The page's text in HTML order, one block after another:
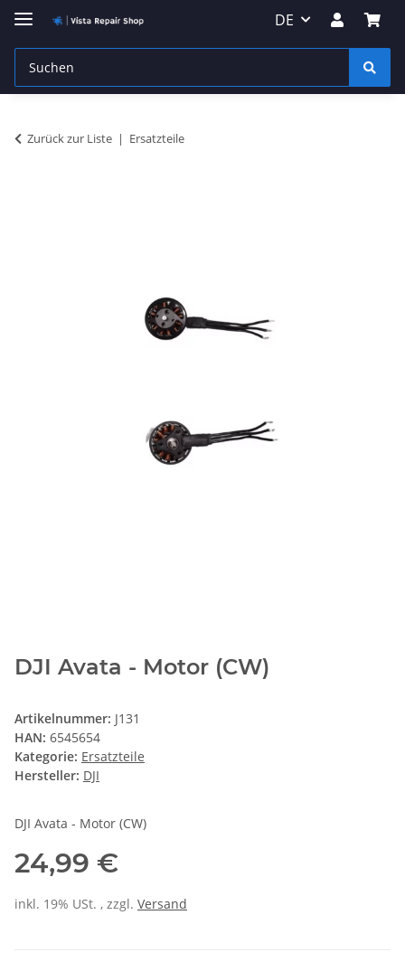
DE
Zurück zur Liste Ersatzteile
DJI Avata - Motor (CW)
Artikelnummer: J131
HAN: 6545654
Kategorie: Ersatzteile
Hersteller: DJI
DJI Avata - Motor (CW)
24,99 €
inkl. 19% USt. , zzgl. Versand